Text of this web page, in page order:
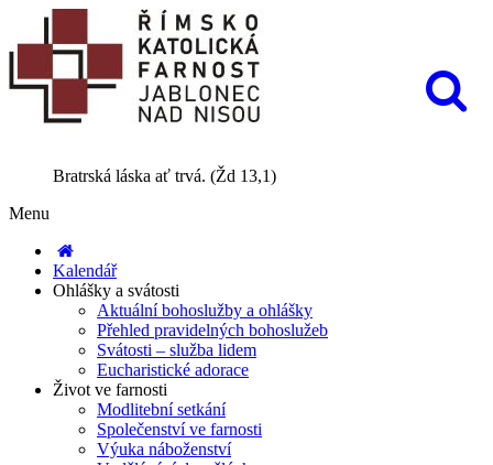
Bratrská láska ať trvá. (Žd 13,1)
Menu
Kalendář
Ohlášky a svátosti
Aktuální bohoslužby a ohlášky
Přehled pravidelných bohoslužeb
Svátosti – služba lidem
Eucharistické adorace
Život ve farnosti
Modlitební setkání
Společenství ve farnosti
Výuka náboženství